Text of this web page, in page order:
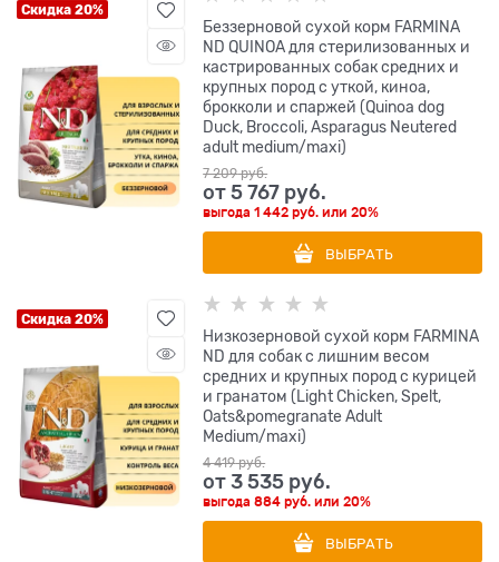
Скидка 20%
Беззерновой cухой корм FARMINA
ND QUINOA для стерилизованных и
кастрированных собак средних и
крупных пород с уткой, киноа,
брокколи и спаржей (Quinoa dog
Duck, Broccoli, Asparagus Neutered
adult medium/maxi)
7 209 руб.
от5 767 руб.
выгода1 442 руб. или20%
ВЫБРАТЬ
Скидка 20%
Низкозерновой cухой корм FARMINA
ND для собак с лишним весом
средних и крупных пород с курицей
и гранатом (Light Chicken, Spelt,
Oats&pomegranate Adult
Medium/maxi)
4 419 руб.
от3 535 руб.
выгода884 руб. или20%
ВЫБРАТЬ